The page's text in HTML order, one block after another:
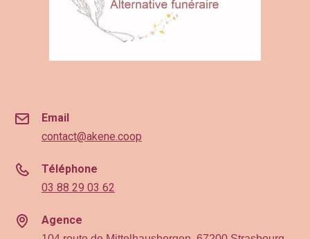
Email
contact@akene.coop
Téléphone
03 88 29 03 62
Agence